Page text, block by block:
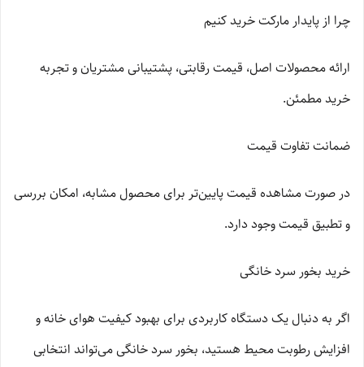
چرا از پایدار مارکت خرید کنیم
ارائه محصولات اصل، قیمت رقابتی، پشتیبانی مشتریان و تجربه
خرید مطمئن.
ضمانت تفاوت قیمت
در صورت مشاهده قیمت پایین‌تر برای محصول مشابه، امکان بررسی
و تطبیق قیمت وجود دارد.
خرید بخور سرد خانگی
اگر به دنبال یک دستگاه کاربردی برای بهبود کیفیت هوای خانه و
افزایش رطوبت محیط هستید، بخور سرد خانگی می‌تواند انتخابی